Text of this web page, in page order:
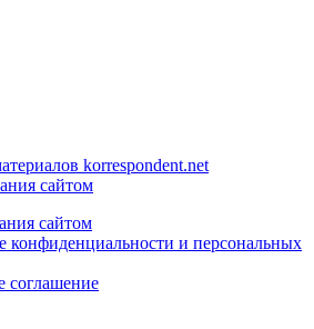
korrespondent.net
сайтом
сайтом
конфиденциальности и персональных
соглашение